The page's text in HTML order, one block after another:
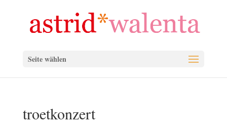
Seite wählen
troetkonzert